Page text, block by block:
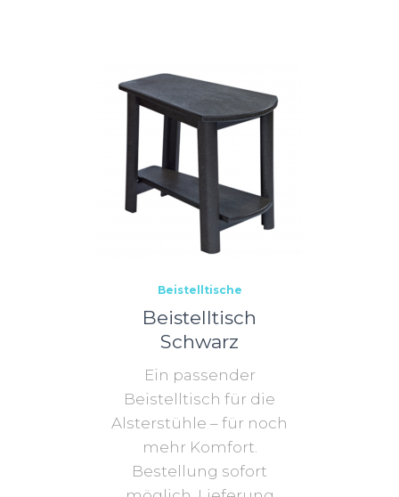
Beistelltische
Beistelltisch
Schwarz
Ein passender
Beistelltisch für die
Alsterstühle – für noch
mehr Komfort.
Bestellung sofort